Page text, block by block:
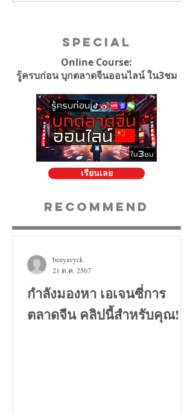
Special
Online Course:
รู้ครบก่อน บุกตลาดจีนออนไลน์ ใน3ชม
เรียนเลย
Recommend
กำลังมองหา เอเจนซี่การ
ตลาดจีน คลิปนี้สำหรับคุณ!
benyavyck
21 ต.ค. 2567